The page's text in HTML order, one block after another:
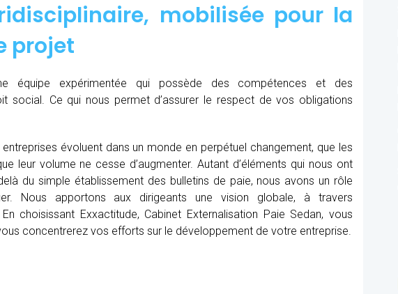
mobilisée pour la
projet
équipe expérimentée qui possède des compétences et des
social. Ce qui nous permet d’assurer le respect de vos obligations
évoluent dans un monde en perpétuel changement, que les
leur volume ne cesse d’augmenter. Autant d’éléments qui nous ont
du simple établissement des bulletins de paie, nous avons un rôle
Nous apportons aux dirigeants une vision globale, à travers
choisissant Exxactitude, Cabinet Externalisation Paie Sedan, vous
concentrerez vos efforts sur le développement de votre entreprise.